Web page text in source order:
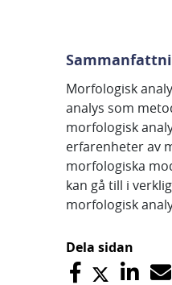
Morfologisk
analys som
morfologisk
erfarenheter av
morfologiska
kan gå till i
morfologisk
Dela sidan